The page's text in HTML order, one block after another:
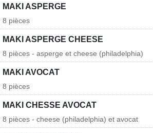
MAKI ASPERGE
8 pièces
MAKI ASPERGE CHEESE
8 pièces - asperge et cheese (philadelphia)
MAKI AVOCAT
8 pièces
MAKI CHESSE AVOCAT
8 pièces - cheese (philadelphia) et avocat